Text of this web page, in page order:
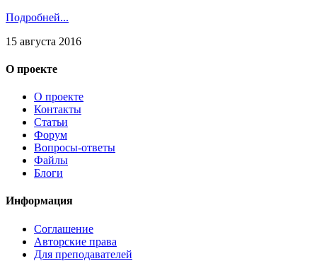
Подробней...
15 августа 2016
О проекте
О проекте
Контакты
Статьи
Форум
Вопросы-ответы
Файлы
Блоги
Информация
Соглашение
Авторские права
Для преподавателей